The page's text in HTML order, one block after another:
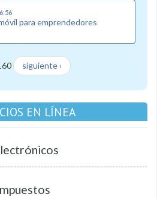
para emprendedores
siguiente ›
EN LÍNEA